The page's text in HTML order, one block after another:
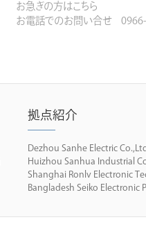
お急ぎの方はこちら
お電話でのお問い合せ 0966-
拠点紹介
Dezhou Sanhe Electric
Huizhou Sanhua Industrial
Shanghai Ronlv Electronic
Bangladesh Seiko Electronic